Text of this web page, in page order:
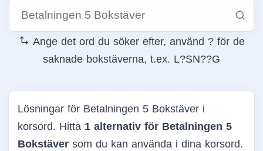
Ange det ord du söker efter, använd ? för de
saknade bokstäverna, t.ex. L?SN??G
Lösningar för Betalningen 5 Bokstäver i
korsord. Hitta 1 alternativ för Betalningen 5
Bokstäver som du kan använda i dina korsord.